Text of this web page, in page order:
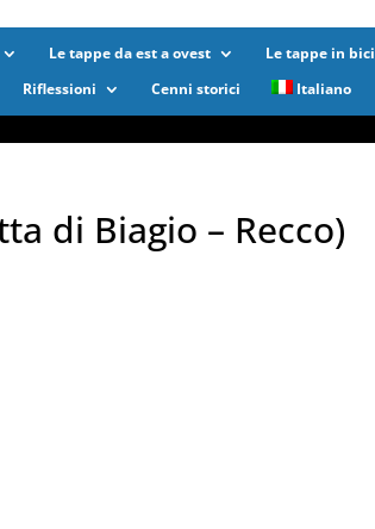
Le tappe da est a ovest Le tappe in bici
Riflessioni Cenni storici Italiano
di Biagio – Recco)